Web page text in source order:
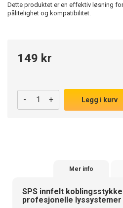
Dette produktet er en effektiv løsning
pålitelighet og kompatibilitet.
149 kr
- + Legg i kurv
Mer info
SPS innfelt
profesjonelle lyssystemer